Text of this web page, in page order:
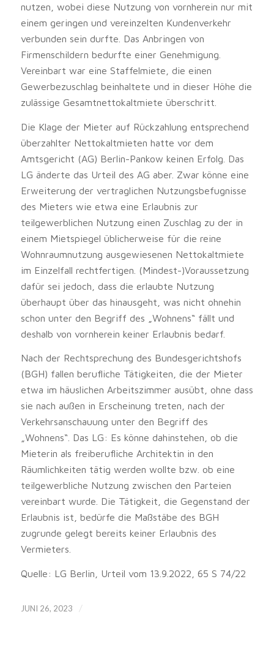
nutzen, wobei diese Nutzung von vornherein nur mit
einem geringen und vereinzelten Kundenverkehr
verbunden sein durfte. Das Anbringen von
Firmenschildern bedurfte einer Genehmigung.
Vereinbart war eine Staffelmiete, die einen
Gewerbezuschlag beinhaltete und in dieser Höhe die
zulässige Gesamtnettokaltmiete überschritt.
Die Klage der Mieter auf Rückzahlung entsprechend
überzahlter Nettokaltmieten hatte vor dem
Amtsgericht (AG) Berlin-Pankow keinen Erfolg. Das
LG änderte das Urteil des AG aber. Zwar könne eine
Erweiterung der vertraglichen Nutzungsbefugnisse
des Mieters wie etwa eine Erlaubnis zur
teilgewerblichen Nutzung einen Zuschlag zu der in
einem Mietspiegel üblicherweise für die reine
Wohnraumnutzung ausgewiesenen Nettokaltmiete
im Einzelfall rechtfertigen. (Mindest-)Voraussetzung
dafür sei jedoch, dass die erlaubte Nutzung
überhaupt über das hinausgeht, was nicht ohnehin
schon unter den Begriff des „Wohnens“ fällt und
deshalb von vornherein keiner Erlaubnis bedarf.
Nach der Rechtsprechung des Bundesgerichtshofs
(BGH) fallen berufliche Tätigkeiten, die der Mieter
etwa im häuslichen Arbeitszimmer ausübt, ohne dass
sie nach außen in Erscheinung treten, nach der
Verkehrsanschauung unter den Begriff des
„Wohnens“. Das LG: Es könne dahinstehen, ob die
Mieterin als freiberufliche Architektin in den
Räumlichkeiten tätig werden wollte bzw. ob eine
teilgewerbliche Nutzung zwischen den Parteien
vereinbart wurde. Die Tätigkeit, die Gegenstand der
Erlaubnis ist, bedürfe die Maßstäbe des BGH
zugrunde gelegt bereits keiner Erlaubnis des
Vermieters.
Quelle: LG Berlin, Urteil vom 13.9.2022, 65 S 74/22
JUNI 26, 2023 /